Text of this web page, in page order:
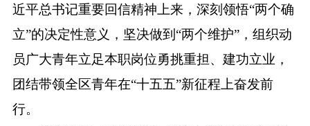
近平总书记重要回信精神上来，深刻领悟“两个确
立”的决定性意义，坚决做到“两个维护”，组织动
员广大青年立足本职岗位勇挑重担、建功立业，
团结带领全区青年在“十五五”新征程上奋发前
行。